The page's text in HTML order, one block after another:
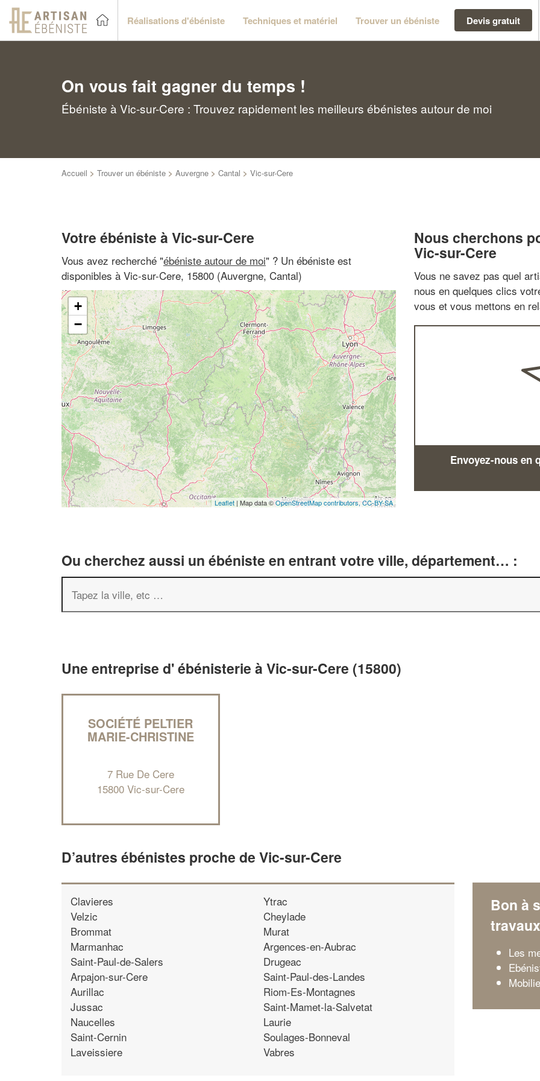
Réalisations d'ébéniste Techniques et matériel Trouver un ébéniste Devis gratuit
On vous fait gagner du temps !
Ébéniste à Vic-sur-Cere : Trouvez rapidement les meilleurs ébénistes autour de moi
Accueil > Trouver un ébéniste > Auvergne > Cantal > Vic-sur-Cere
Votre ébéniste à Vic-sur-Cere
Vous avez recherché "ébéniste autour de moi" ? Un ébéniste est
disponibles à Vic-sur-Cere, 15800 (Auvergne, Cantal)
+
−
Leaflet | Map data ©OpenStreetMap contributors,CC-BY-SA
Nous cherchons
Vic-sur-Cere
Vous ne savez pas quel
nous en quelques clics
vous et vous mettons en
Envoyez-nous en
Ou cherchez aussi un ébéniste en entrant votre ville, département… :
Une entreprise d' ébénisterie à Vic-sur-Cere (15800)
SOCIÉTÉ PELTIER
MARIE-CHRISTINE
7 Rue De Cere
15800 Vic-sur-Cere
D’autres ébénistes proche de Vic-sur-Cere
Clavieres
Velzic
Brommat
Marmanhac
Saint-Paul-de-Salers
Arpajon-sur-Cere
Aurillac
Jussac
Naucelles
Saint-Cernin
Laveissiere
Ytrac
Cheylade
Murat
Argences-en-Aubrac
Drugeac
Saint-Paul-des-Landes
Riom-Es-Montagnes
Saint-Mamet-la-Salvetat
Laurie
Soulages-Bonneval
Vabres
Bon à
travaux
Les